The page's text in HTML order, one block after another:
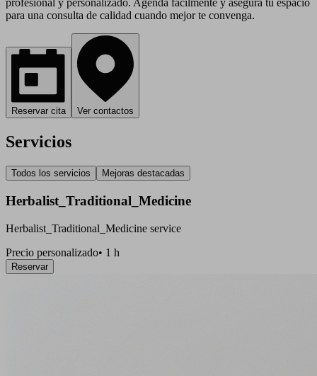
para una consulta de calidad cuando mejor te convenga.
Reservar cita Ver contactos
Servicios
Todos los servicios Mejoras destacadas
Herbalist_Traditional_Medicine
Herbalist_Traditional_Medicine service
Precio personalizado• 1 h
Reservar